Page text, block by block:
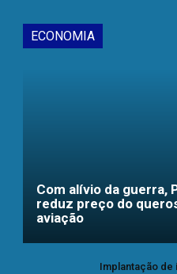
ECONOMIA
Com alívio da guerra,
reduz preço do
aviação
Implantação de